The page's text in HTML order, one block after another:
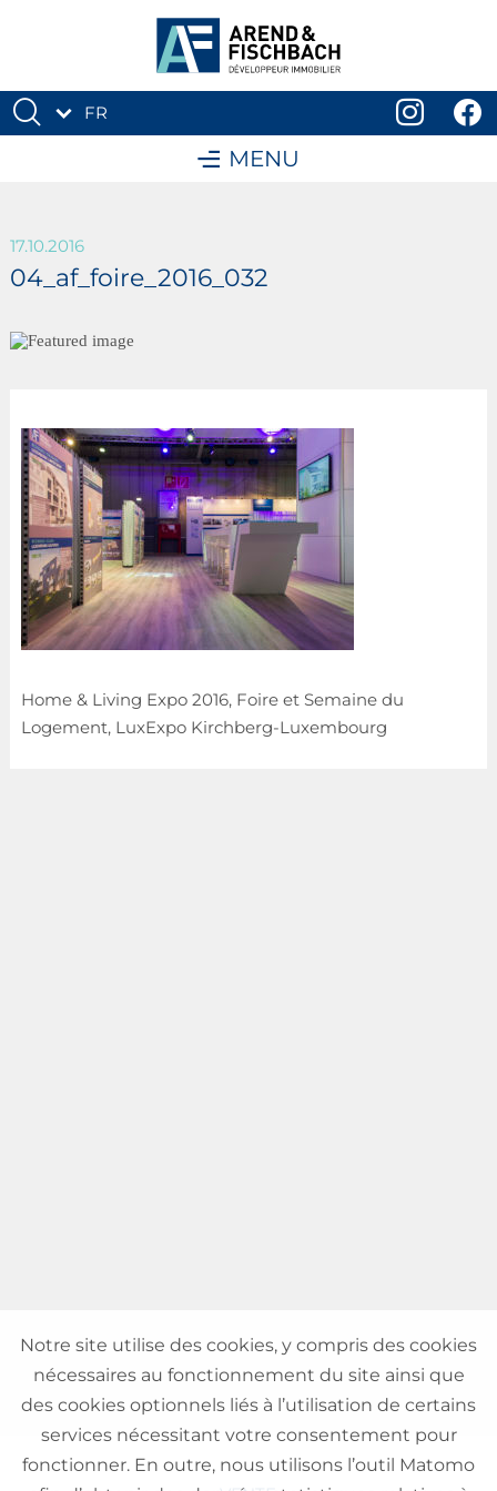
FR
MENU
17.10.2016
04_af_foire_2016_032
Home & Living Expo 2016, Foire et Semaine du
Logement, LuxExpo Kirchberg-Luxembourg
Notre site utilise des cookies, y compris des cookies
nécessaires au fonctionnement du site ainsi que
des cookies optionnels liés à l’utilisation de certains
services nécessitant votre consentement pour
fonctionner. En outre, nous utilisons l’outil Matomo